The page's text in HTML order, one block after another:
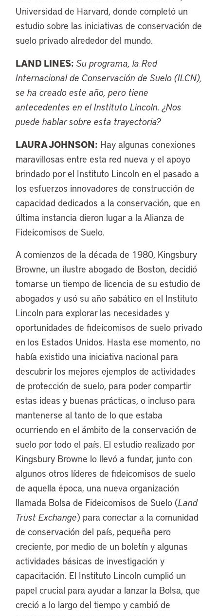
Universidad de Harvard, donde completó un
estudio sobre las iniciativas de conservación de
suelo privado alrededor del mundo.
LAND LINES: Su programa, la Red
Internacional de Conservación de Suelo (ILCN),
se ha creado este año, pero tiene
antecedentes en el Instituto Lincoln. ¿Nos
puede hablar sobre esta trayectoria?
LAURA JOHNSON: Hay algunas conexiones
maravillosas entre esta red nueva y el apoyo
brindado por el Instituto Lincoln en el pasado a
los esfuerzos innovadores de construcción de
capacidad dedicados a la conservación, que en
última instancia dieron lugar a la Alianza de
Fideicomisos de Suelo.
A comienzos de la década de 1980, Kingsbury
Browne, un ilustre abogado de Boston, decidió
tomarse un tiempo de licencia de su estudio de
abogados y usó su año sabático en el Instituto
Lincoln para explorar las necesidades y
oportunidades de fideicomisos de suelo privado
en los Estados Unidos. Hasta ese momento, no
había existido una iniciativa nacional para
descubrir los mejores ejemplos de actividades
de protección de suelo, para poder compartir
estas ideas y buenas prácticas, o incluso para
mantenerse al tanto de lo que estaba
ocurriendo en el ámbito de la conservación de
suelo por todo el país. El estudio realizado por
Kingsbury Browne lo llevó a fundar, junto con
algunos otros líderes de fideicomisos de suelo
de aquella época, una nueva organización
llamada Bolsa de Fideicomisos de Suelo (Land
Trust Exchange) para conectar a la comunidad
de conservación del país, pequeña pero
creciente, por medio de un boletín y algunas
actividades básicas de investigación y
capacitación. El Instituto Lincoln cumplió un
papel crucial para ayudar a lanzar la Bolsa, que
creció a lo largo del tiempo y cambió de